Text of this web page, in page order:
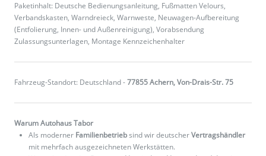
Paketinhalt: Deutsche Bedienungsanleitung, Fußmatten Velours,
Verbandskasten, Warndreieck, Warnweste, Neuwagen-Aufbereitung
(Entfolierung, Innen- und Außenreinigung), Vorabsendung
Zulassungsunterlagen, Montage Kennzeichenhalter
Fahrzeug-Standort: Deutschland -77855 Achern, Von-Drais-Str. 75
Warum Autohaus Tabor
Als moderner Familienbetriebsind wir deutscherVertragshändler
mit mehrfach ausgezeichneten Werkstätten.